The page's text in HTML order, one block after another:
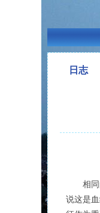
日志
相
说这是